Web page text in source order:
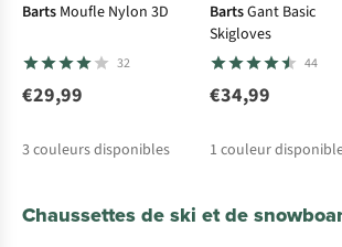
Barts Moufle Nylon 3D
32
€29,99
3couleurs disponibles
BartsGant Basic
Skigloves
44
€34,99
1 couleur
Chaussettes de ski et de